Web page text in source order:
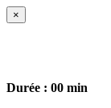
×
Durée : 00 min